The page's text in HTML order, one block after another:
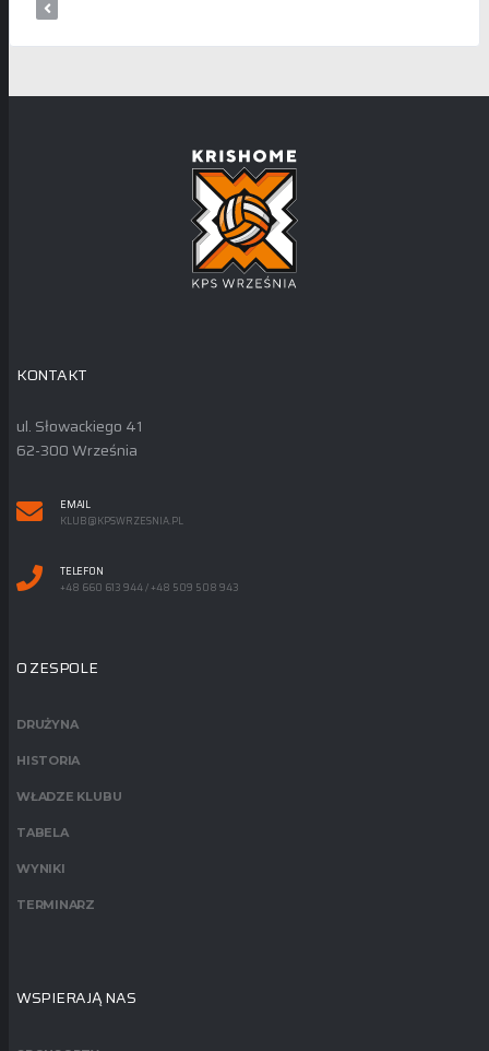
KONTAKT
ul. Słowackiego 41
62-300 Września
EMAIL
KLUB@KPSWRZESNIA.PL
TELEFON
+48 660 613 944 / +48 509 508 943
O ZESPOLE
DRUŻYNA
HISTORIA
WŁADZE KLUBU
TABELA
WYNIKI
TERMINARZ
WSPIERAJĄ NAS